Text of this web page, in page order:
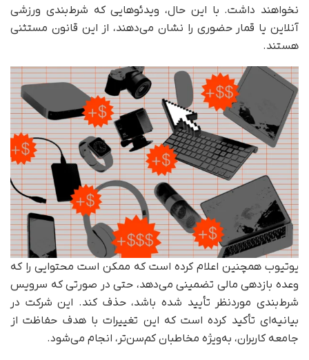
نخواهند داشت. با این حال، ویدئوهایی که شرط‌بندی ورزشی
آنلاین یا قمار حضوری را نشان می‌دهند، از این قانون مستثنی
هستند.
یوتیوب همچنین اعلام کرده است که ممکن است محتوایی را که
وعده بازدهی مالی تضمینی می‌دهد، حتی در صورتی که سرویس
شرط‌بندی موردنظر تأیید شده باشد، حذف کند. این شرکت در
بیانیه‌ای تأکید کرده است که این تغییرات با هدف حفاظت از
جامعه کاربران، به‌ویژه مخاطبان کم‌سن‌تر، انجام می‌شود.